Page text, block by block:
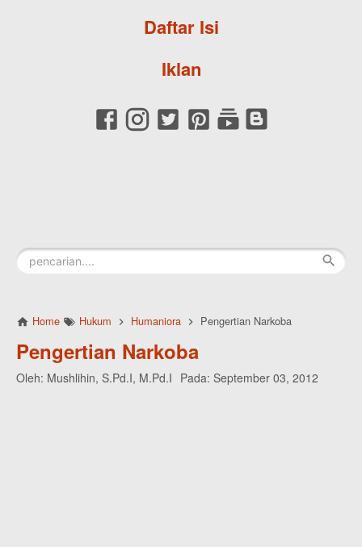
Daftar Isi
Iklan
Home Hukum Humaniora Pengertian Narkoba
Pengertian Narkoba
Oleh: Mushlihin, S.Pd.I, M.Pd.I Pada: September 03, 2012